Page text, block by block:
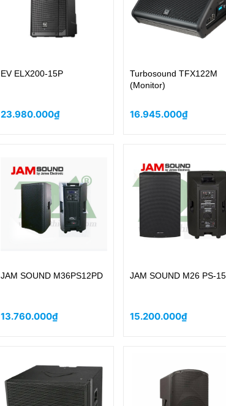
EV ELX200-15P
23.980.000₫
Turbosound TFX122M
(Monitor)
16.945.000₫
JAM SOUND M36PS12PD
13.760.000₫
JAM SOUND M26 PS-
15.200.000₫